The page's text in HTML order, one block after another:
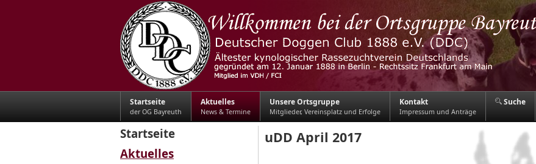
Startseite
der OG Bayreuth
Aktuelles
News & Termine
Unsere Ortsgruppe
Mitglieder, Vereinsplatz und Erfolge
Kontakt
Impressum und Anträge
Suche
Startseite
Aktuelles
uDD April 2017